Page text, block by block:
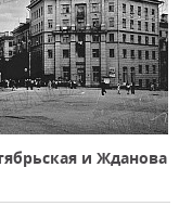
и Жданова